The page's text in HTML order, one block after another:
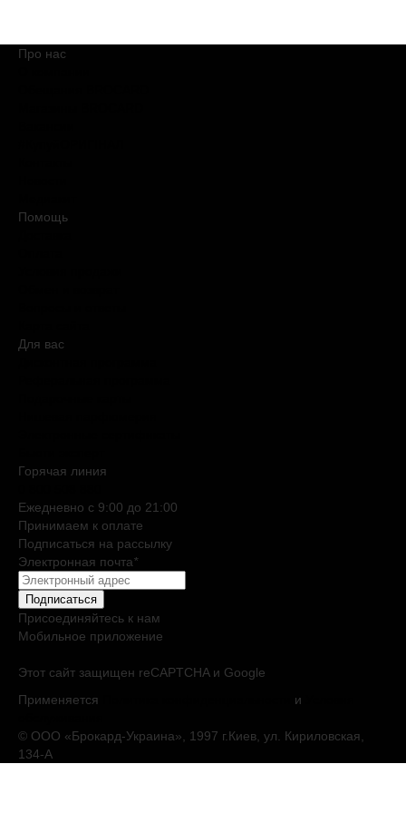
Про нас
Помощь
Для вас
Горячая линия
Ежедневно c 9:00 до 21:00
Принимаем к оплате
Подписаться на рассылку
Электронная почта*
Подписаться
Присоединяйтесь к нам
Мобильное приложение
Этот сайт защищен reCAPTCHA и Google
Применяется
и
© ООО «Брокард-Украина», 1997 г.Киев, ул. Кириловская,
134-А